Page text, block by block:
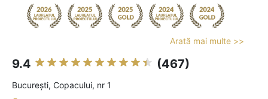
Arată mai multe >>
9.4 (467)
Bucureşti, Copacului, nr 1